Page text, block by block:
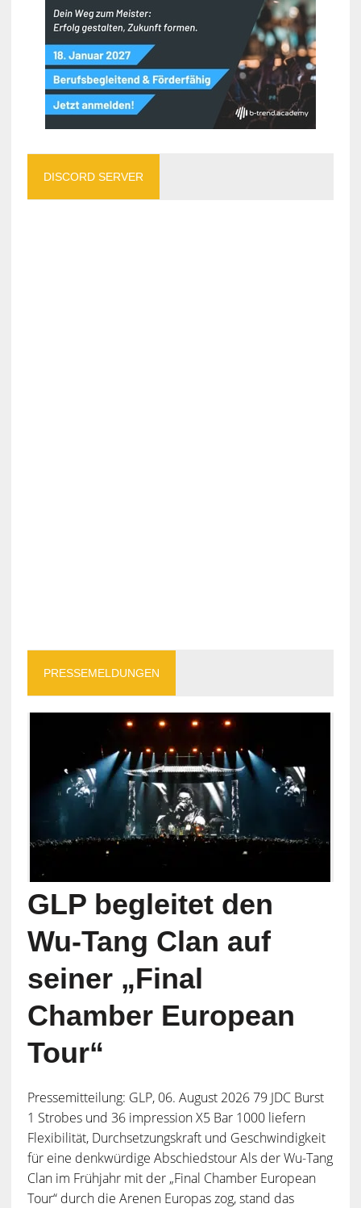
DISCORD SERVER
PRESSEMELDUNGEN
GLP begleitet den
Wu-Tang Clan auf
seiner „Final
Chamber European
Tour“
Pressemitteilung: GLP, 06. August 2026 79 JDC Burst
1 Strobes und 36 impression X5 Bar 1000 liefern
Flexibilität, Durchsetzungskraft und Geschwindigkeit
für eine denkwürdige Abschiedstour Als der Wu-Tang
Clan im Frühjahr mit der „Final Chamber European
Tour“ durch die Arenen Europas zog, stand das